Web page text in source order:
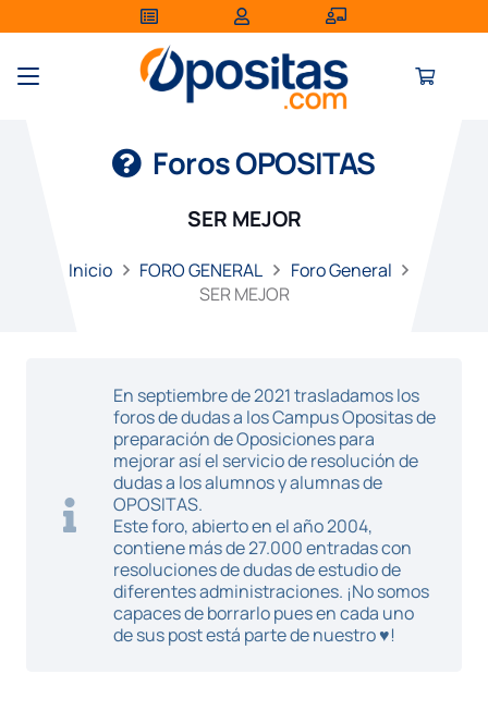
Foros OPOSITAS
SER MEJOR
Inicio FORO GENERAL
Foro General
SER MEJOR
En septiembre de 2021 trasladamos los
foros de dudas a los Campus Opositas de
preparación de Oposiciones para
mejorar así el servicio de resolución de
dudas a los alumnos y alumnas de
OPOSITAS.
Este foro, abierto en el año 2004,
contiene más de 27.000 entradas con
resoluciones de dudas de estudio de
diferentes administraciones. ¡No somos
capaces de borrarlo pues en cada uno
de sus post está parte de nuestro ♥!